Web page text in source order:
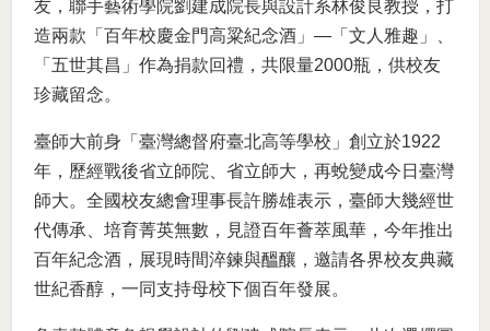
友，聯手藝術學院劉建成院長與設計系林俊良教授，打
造兩款「百年校慶金門高粱紀念酒」—「文人雅趣」、
「五世其昌」作為捐款回禮，共限量2000瓶，供校友
珍藏留念。
臺師大前身「臺灣總督府臺北高等學校」創立於1922
年，歷經戰後省立師院、省立師大，再蛻變成今日臺灣
師大。全國校友總會理事長許勝雄表示，臺師大幾經世
代傳承、培育菁英無數，見證百年薈萃風華，今年推出
百年紀念酒，展現時間淬鍊與醞釀，邀請各界校友典藏
世紀香醇，一同支持母校下個百年發展。